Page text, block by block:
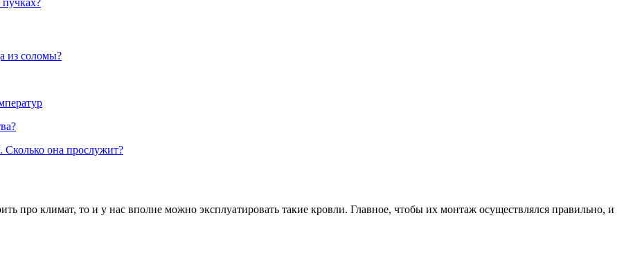
из соломы?
Сколько она прослужит?
про климат, то и у нас вполне можно эксплуатировать такие кровли. Главное, чтобы их монтаж осуществлялся правильно, и